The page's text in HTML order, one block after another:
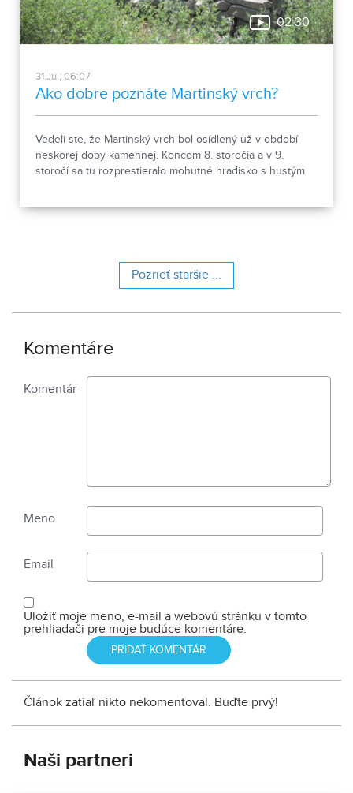
02:30
31.Jul, 06:07
Ako dobre poznáte Martinský vrch?
Vedeli ste, že Martinský vrch bol osídlený už v období
neskorej doby kamennej. Koncom 8. storočia a v 9.
storočí sa tu rozprestieralo mohutné hradisko s hustým
Pozrieť staršie ...
Komentáre
Komentár
Meno
Email
Uložiť moje meno, e-mail a webovú stránku v tomto
prehliadači pre moje budúce komentáre.
Článok zatiaľ nikto nekomentoval. Buďte prvý!
Naši partneri